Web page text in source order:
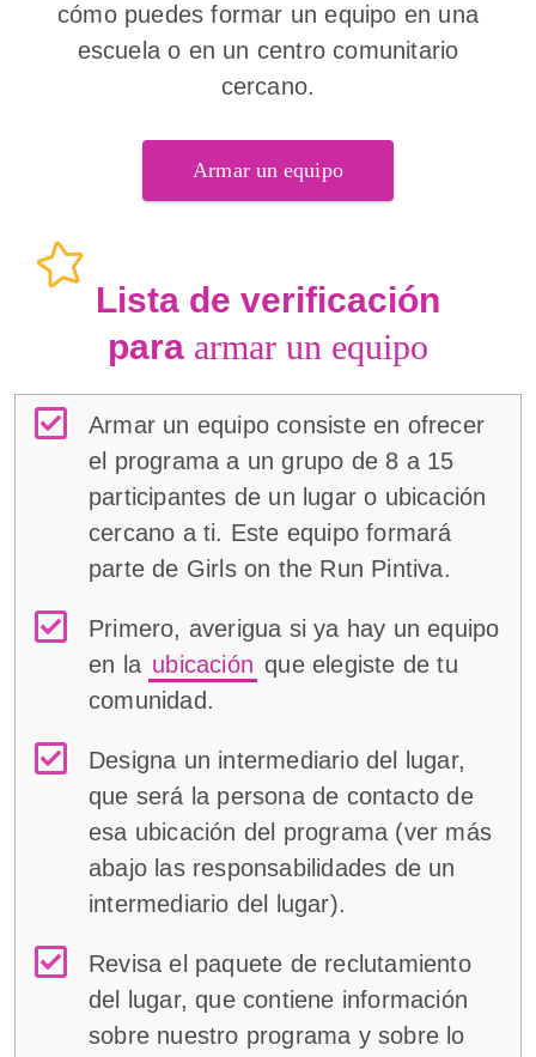
cómo puedes formar un equipo en una
escuela o en un centro comunitario
cercano.
Armar un equipo
Lista de verificación
para armar un equipo
Armar un equipo consiste en ofrecer
el programa a un grupo de 8 a 15
participantes de un lugar o ubicación
cercano a ti. Este equipo formará
parte de Girls on the Run Pintiva.
Primero, averigua si ya hay un equipo
en la ubicación que elegiste de tu
comunidad.
Designa un intermediario del lugar,
que será la persona de contacto de
esa ubicación del programa (ver más
abajo las responsabilidades de un
intermediario del lugar).
Revisa el paquete de reclutamiento
del lugar, que contiene información
sobre nuestro programa y sobre lo